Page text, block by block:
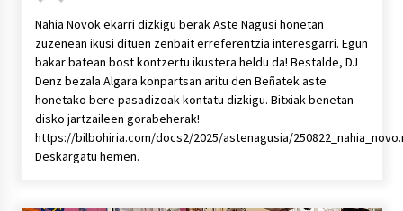
Nahia Novok ekarri dizkigu berak Aste Nagusi honetan
zuzenean ikusi dituen zenbait erreferentzia interesgarri. Egun
bakar batean bost kontzertu ikustera heldu da! Bestalde, DJ
Denz bezala Algara konpartsan aritu den Beñatek aste
honetako bere pasadizoak kontatu dizkigu. Bitxiak benetan
disko jartzaileen gorabeherak!
https://bilbohiria.com/docs2/2025/astenagusia/
Deskargatu hemen.